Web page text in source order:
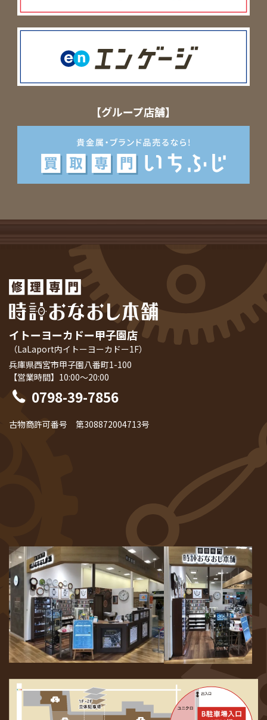
【グループ店舗】
イトーヨーカドー甲子園店
（LaLaport内イトーヨーカドー1F）
兵庫県西宮市甲子園八番町1-100
【営業時間】10:00～20:00
0798-39-7856
古物商許可番号 第308872004713号